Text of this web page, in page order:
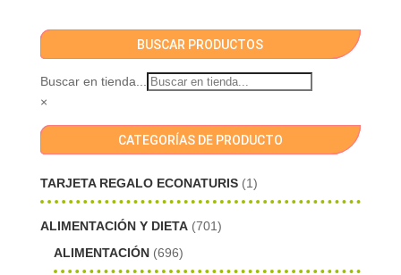
BUSCAR PRODUCTOS
Buscar en tienda...
×
CATEGORÍAS DE PRODUCTO
TARJETA REGALO ECONATURIS (1)
ALIMENTACIÓN Y DIETA (701)
ALIMENTACIÓN (696)